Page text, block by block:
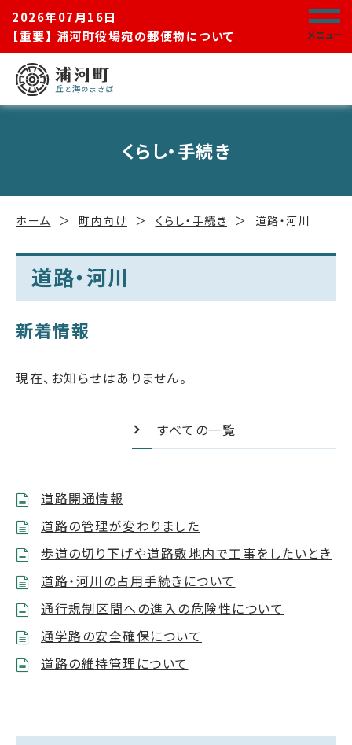
2026年07月16日
【重要】 浦河町役場宛の郵便物について
メニュー
くらし・手続き
ホーム 町内向け くらし・手続き 道路・河川
道路・河川
新着情報
現在、お知らせはありません。
すべての一覧
道路開通情報
道路の管理が変わりました
歩道の切り下げや道路敷地内で工事をしたいとき
道路・河川の占用手続きについて
通行規制区間への進入の危険性について
通学路の安全確保について
道路の維持管理について